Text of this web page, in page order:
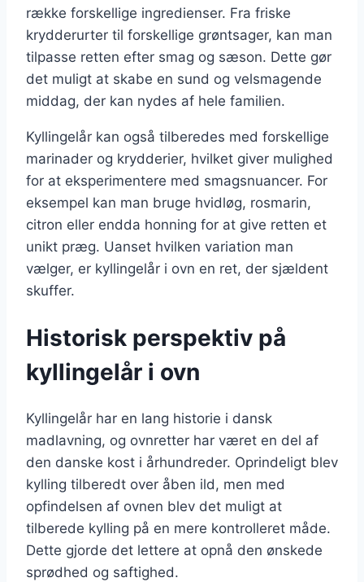
række forskellige ingredienser. Fra friske
krydderurter til forskellige grøntsager, kan man
tilpasse retten efter smag og sæson. Dette gør
det muligt at skabe en sund og velsmagende
middag, der kan nydes af hele familien.
Kyllingelår kan også tilberedes med forskellige
marinader og krydderier, hvilket giver mulighed
for at eksperimentere med smagsnuancer. For
eksempel kan man bruge hvidløg, rosmarin,
citron eller endda honning for at give retten et
unikt præg. Uanset hvilken variation man
vælger, er kyllingelår i ovn en ret, der sjældent
skuffer.
Historisk perspektiv på
kyllingelår i ovn
Kyllingelår har en lang historie i dansk
madlavning, og ovnretter har været en del af
den danske kost i århundreder. Oprindeligt blev
kylling tilberedt over åben ild, men med
opfindelsen af ovnen blev det muligt at
tilberede kylling på en mere kontrolleret måde.
Dette gjorde det lettere at opnå den ønskede
sprødhed og saftighed.